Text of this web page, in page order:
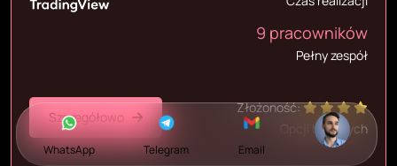
9 pracowników
Pełny zespół
Szczegółowo
Złożoność:
Opcji binarnych
WhatsApp Telegram Email